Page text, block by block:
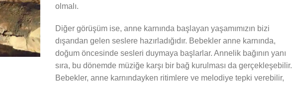
olmalı.
Diğer görüşüm ise, anne karnında başlayan yaşamımızın bizi
dışarıdan gelen seslere hazırladığıdır. Bebekler anne karnında,
doğum öncesinde sesleri duymaya başlarlar. Annelik bağının yanı
sıra, bu dönemde müziğe karşı bir bağ kurulması da gerçekleşebilir.
Bebekler, anne karnındayken ritimlere ve melodiye tepki verebilir,